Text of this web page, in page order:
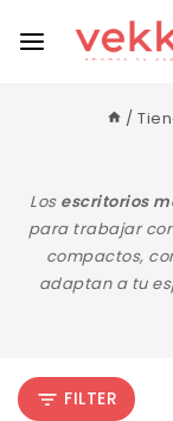
/
Los escritorios
para trabajar
compactos,
adaptan a tu
FILTER